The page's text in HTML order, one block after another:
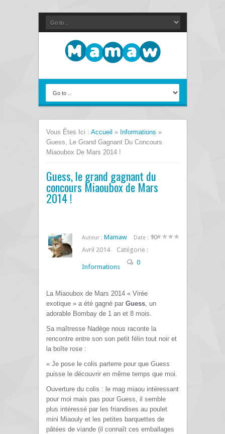
Vous Êtes Ici : Accueil » Informations »
Guess, Le Grand Gagnant Du Concours
Miaoubox De Mars 2014 !
Guess, le grand gagnant du
concours Miaoubox de Mars
2014 !
Auteur : Mamaw Date : 10
Avril 2014
Catégorie :
Informations
0
La Miaoubox de Mars 2014 « Virée
exotique » a été gagné par Guess, un
adorable Bombay de 1 an et 8 mois.
Sa maîtresse Nadège nous raconte la
rencontre entre son son petit félin tout noir et
la boîte rose :
« Je pose le colis parterre pour que Guess
puisse le découvrir en même temps que moi.
Ouverture du colis : le mag miaou intéressant
pour moi mais pas pour Guess, il semble
plus intéressé par les friandises au poulet
mini Miaouly et les petites barquettes de
pâtées de viande (il connaît ces emballages